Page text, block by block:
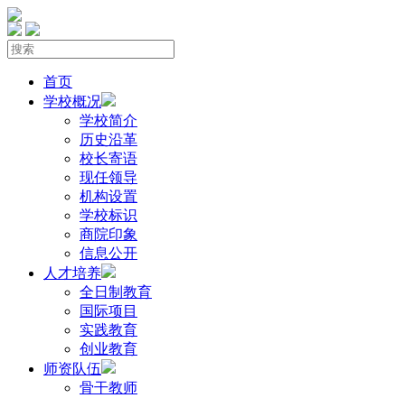
首页
学校概况
学校简介
历史沿革
校长寄语
现任领导
机构设置
学校标识
商院印象
信息公开
人才培养
全日制教育
国际项目
实践教育
创业教育
师资队伍
骨干教师